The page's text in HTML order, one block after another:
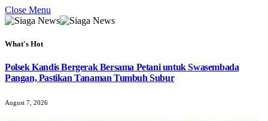
Close Menu
What's Hot
Polsek Kandis Bergerak Bersama Petani untuk Swasembada
Pangan, Pastikan Tanaman Tumbuh Subur
August 7, 2026